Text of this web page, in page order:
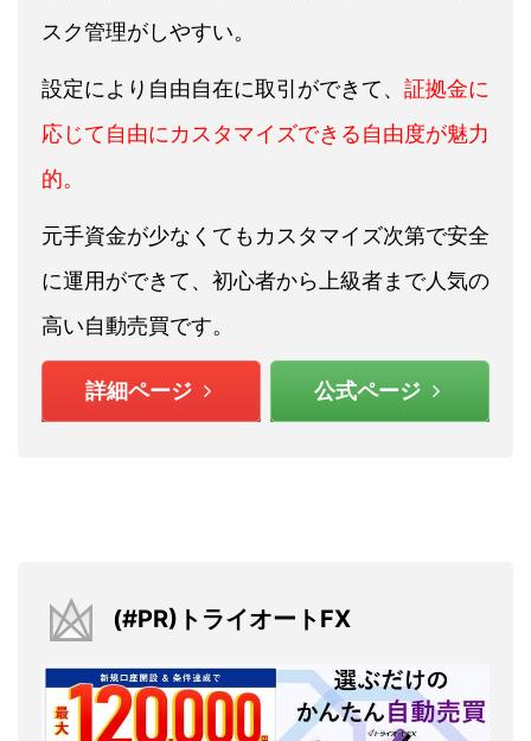
スク管理がしやすい。
設定により自由自在に取引ができて、 証拠金に
応じて自由にカスタマイズできる自由度が魅力
的。
元手資金が少なくてもカスタマイズ次第で安全
に運用ができて、初心者から上級者まで人気の
高い自動売買です。
詳細ページ 公式ページ
(#PR)トライオートFX